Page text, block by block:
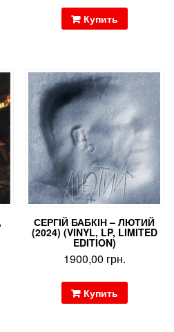
Купить
СЕРГІЙ БАБКІН – ЛЮТИЙ
(2024) (VINYL, LP, LIMITED
EDITION)
1900,00 грн.
Купить